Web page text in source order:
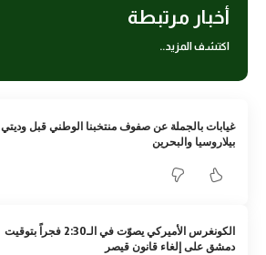
أخبار مرتبطة
اكتشف المزيد..
غيابات بالجملة عن صفوف منتخبنا الوطني قبل وديتي
بيلاروسيا والبحرين
الكونغرس الأميركي يصوّت في الـ2:30 فجراً بتوقيت
دمشق على إلغاء قانون قيصر